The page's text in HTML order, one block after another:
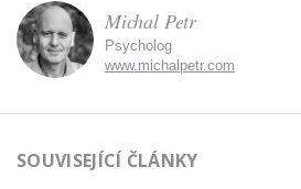
Michal Petr
Psycholog
www.michalpetr.com
SOUVISEJÍCÍ ČLÁNKY